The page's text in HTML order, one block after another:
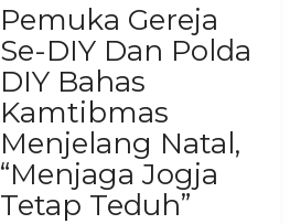
Pemuka Gereja
Se-DIY Dan Polda
DIY Bahas
Kamtibmas
Menjelang Natal,
“Menjaga Jogja
Tetap Teduh”